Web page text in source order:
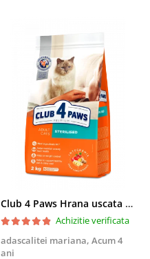
Club 4 Paws Hrana uscata pisici sterilizate, 2kg
Achizitie verificata
adascalitei mariana, Acum 4
ani